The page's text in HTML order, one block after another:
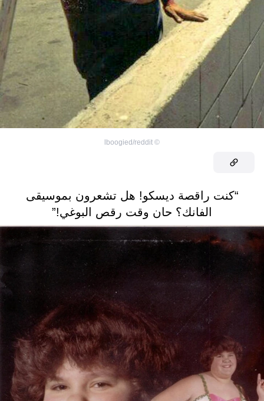
©
lboogied/reddit
“كنت راقصة ديسكو! هل تشعرون بموسيقى
الفانك؟ حان وقت رقص البوغي!”